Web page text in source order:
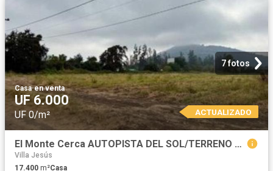
7 fotos
Casa·en venta
UF 6.000
UF 0/m² ACTUALIZADO
El Monte Cerca AUTOPISTA DEL SOL/TERRENO PLANO Ruta 78, El Monte
Villa Jesús
17.400 m²Casa